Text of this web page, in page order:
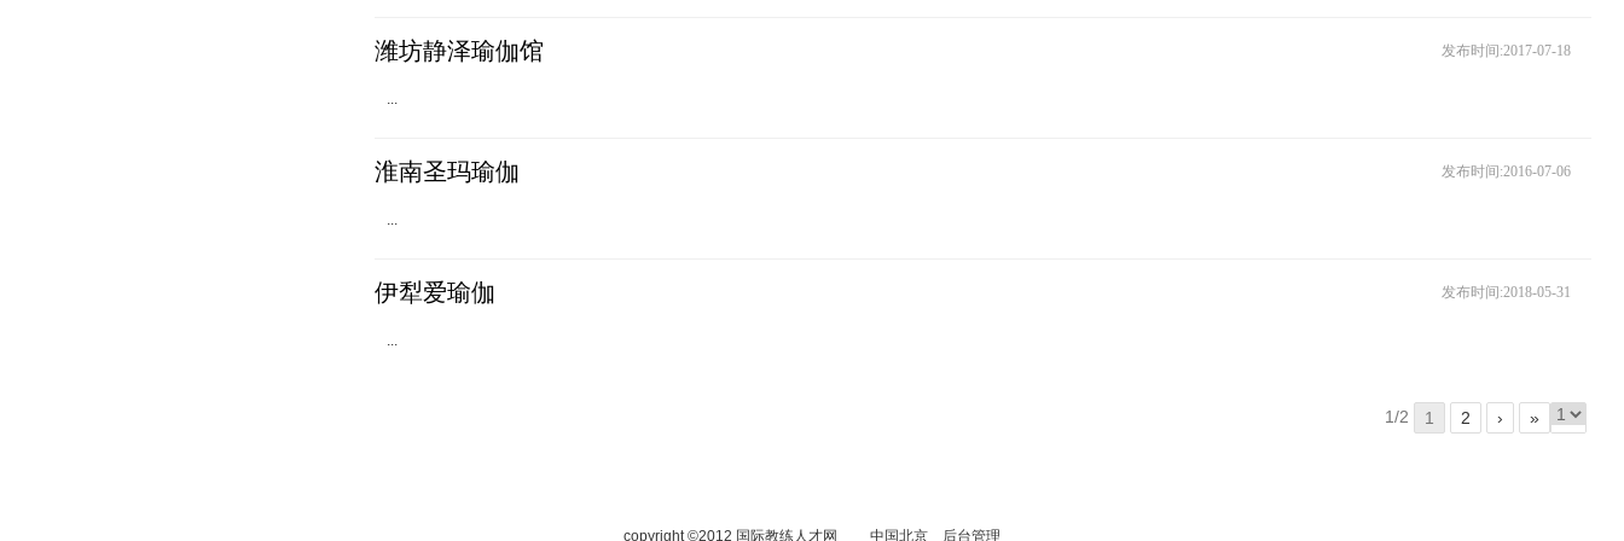
潍坊静泽瑜伽馆 发布时间:2017-07-18
...
淮南圣玛瑜伽 发布时间:2016-07-06
...
伊犁爱瑜伽 发布时间:2018-05-31
...
1/2 1 2 › »
copyright ©2012 国际教练人才网 中国北京 后台管理